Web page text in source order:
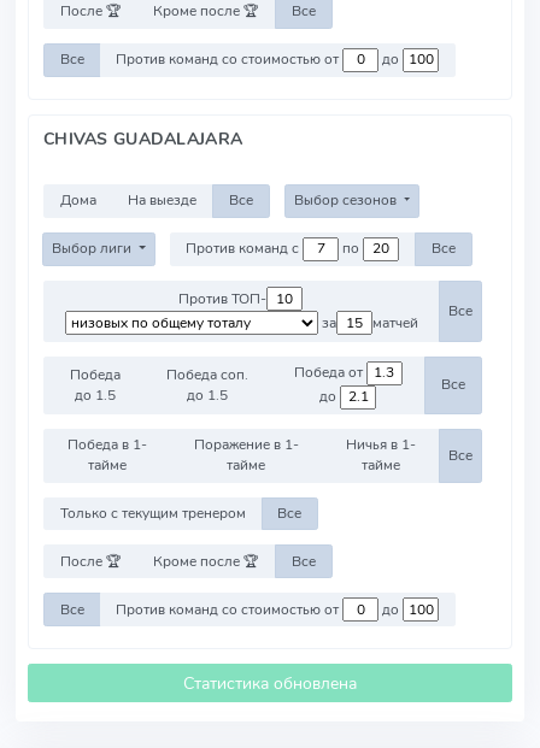
После 🏆 Кроме после 🏆 Все
Все Против команд со стоимостью от до
CHIVAS GUADALAJARA
Дома На выезде Все Выбор сезонов
Выбор лиги Против команд с по Все
Против ТОП-
за
матчей
Все
Победа
до 1.5
Победа соп.
до 1.5
Победа от
до
Все
Победа в 1-
тайме
Поражение в 1-
тайме
Ничья в 1-
тайме
Все
Только с текущим тренером Все
После 🏆 Кроме после 🏆 Все
Все Против команд со стоимостью от до
Статистика обновлена